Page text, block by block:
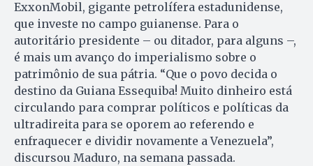
ExxonMobil, gigante petrolífera estadunidense,
que investe no campo guianense. Para o
autoritário presidente – ou ditador, para alguns –,
é mais um avanço do imperialismo sobre o
patrimônio de sua pátria. “Que o povo decida o
destino da Guiana Essequiba! Muito dinheiro está
circulando para comprar políticos e políticas da
ultradireita para se oporem ao referendo e
enfraquecer e dividir novamente a Venezuela”,
discursou Maduro, na semana passada.